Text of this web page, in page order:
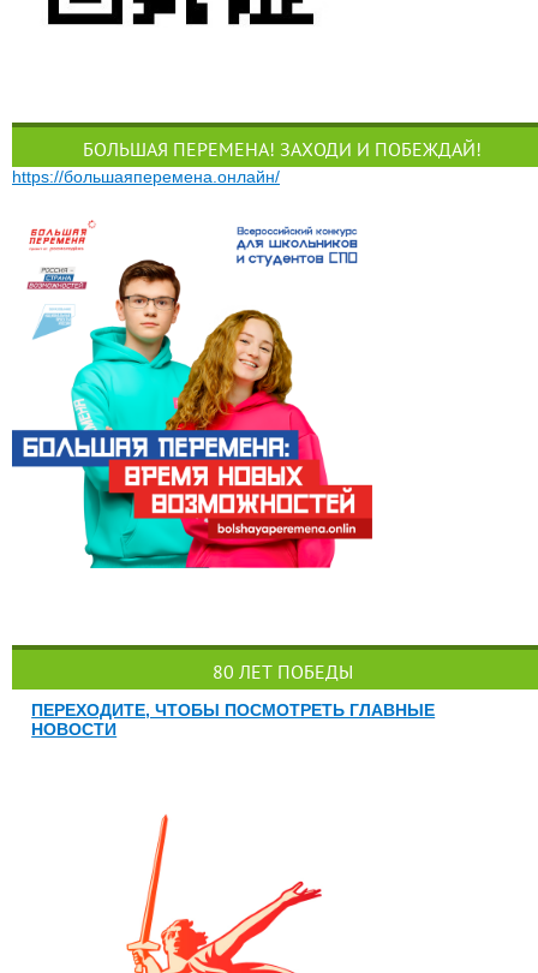
БОЛЬШАЯ ПЕРЕМЕНА! ЗАХОДИ И ПОБЕЖДАЙ!
https://большаяперемена.онлайн/
80 ЛЕТ ПОБЕДЫ
ПЕРЕХОДИТЕ, ЧТОБЫ ПОСМОТРЕТЬ ГЛАВНЫЕ
НОВОСТИ